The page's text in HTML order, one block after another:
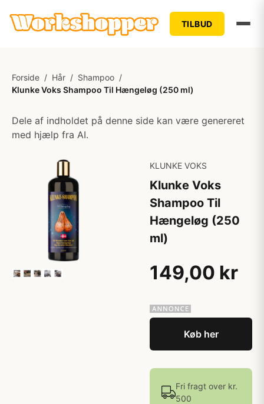
TILBUD
Forside / Hår / Shampoo /
Klunke Voks Shampoo Til Hængeløg (250 ml)
Dele af indholdet på denne side kan være genereret
med hjælp fra AI.
KLUNKE VOKS
Klunke Voks
Shampoo Til
Hængeløg (250
ml)
149,00 kr
Køb her
Fri fragt over kr.
500